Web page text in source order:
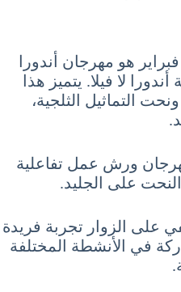
هو مهرجان أندورا
لا فيلا. يتميز هذا
التماثيل الثلجية،
ورش عمل تفاعلية
على الجليد.
على الزوار تجربة فريدة
في الأنشطة المختلفة